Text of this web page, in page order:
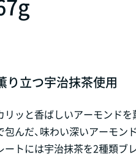
り立つ宇治抹茶使用
リッと香ばしいアーモンド
包んだ、味わい深いアーモン
ートには宇治抹茶を2種類ブ